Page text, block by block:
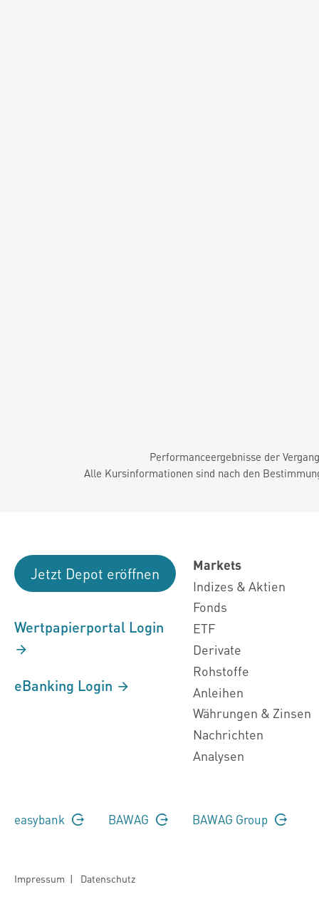
Performanceergebnisse der
Alle Kursinformationen sind nach den
Jetzt Depot eröffnen
Wertpapierportal Login
eBanking Login
Markets
Indizes & Aktien
Fonds
ETF
Derivate
Rohstoffe
Anleihen
Währungen & Zinsen
Nachrichten
Analysen
easybank BAWAG BAWAG Group
Impressum | Datenschutz